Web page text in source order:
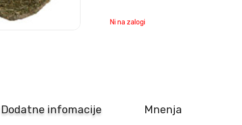
Ni na zalogi
Dodatne infomacije Mnenja